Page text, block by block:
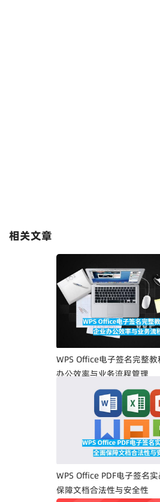
相关文章
WPS Office电子签名完整
办公效率与业务流程管理
WPS Office PDF电子签名
保障文档合法性与安全性